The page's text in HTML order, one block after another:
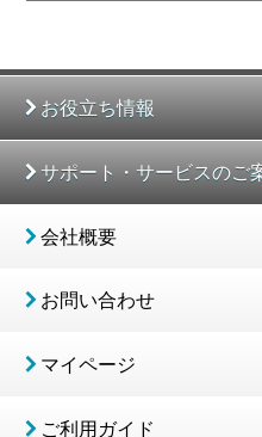
お役立ち情報
サポート・サービスのご
会社概要
お問い合わせ
マイページ
ご利用ガイド